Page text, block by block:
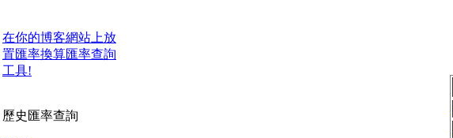
在你的博客網站上放
置匯率換算匯率查詢
工具!
歷史匯率查詢